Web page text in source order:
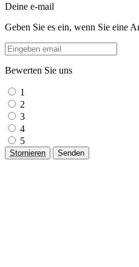
Deine e-mail
Geben Sie es ein, wenn Sie eine
Bewerten Sie uns
1
2
3
4
5
Stornieren Senden